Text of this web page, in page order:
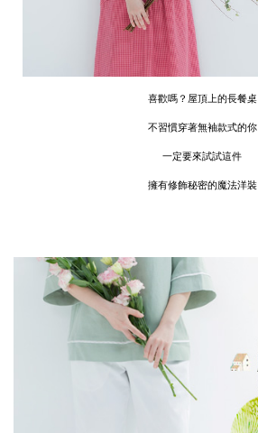
喜歡嗎？屋頂上的長餐桌
不習慣穿著無袖款式的你
一定要來試試這件
擁有修飾秘密的魔法洋裝